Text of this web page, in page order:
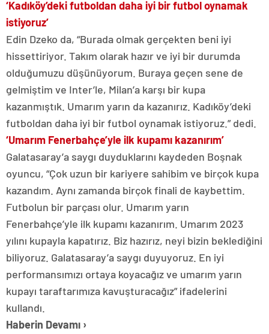
‘Kadıköy’deki futboldan daha iyi bir futbol oynamak
istiyoruz’
Edin Dzeko da, “Burada olmak gerçekten beni iyi
hissettiriyor. Takım olarak hazır ve iyi bir durumda
olduğumuzu düşünüyorum. Buraya geçen sene de
gelmiştim ve Inter’le, Milan’a karşı bir kupa
kazanmıştık. Umarım yarın da kazanırız. Kadıköy’deki
futboldan daha iyi bir futbol oynamak istiyoruz.” dedi.
‘Umarım Fenerbahçe’yle ilk kupamı kazanırım’
Galatasaray’a saygı duyduklarını kaydeden Boşnak
oyuncu, “Çok uzun bir kariyere sahibim ve birçok kupa
kazandım. Aynı zamanda birçok finali de kaybettim.
Futbolun bir parçası olur. Umarım yarın
Fenerbahçe’yle ilk kupamı kazanırım. Umarım 2023
yılını kupayla kapatırız. Biz hazırız, neyi bizin beklediğini
biliyoruz. Galatasaray’a saygı duyuyoruz. En iyi
performansımızı ortaya koyacağız ve umarım yarın
kupayı taraftarımıza kavuşturacağız” ifadelerini
kullandı.
Haberin Devamı ›